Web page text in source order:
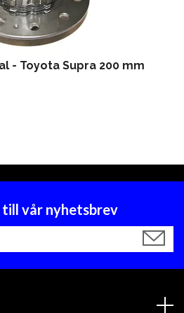
- Toyota Supra 200 mm
till vår nyhetsbrev